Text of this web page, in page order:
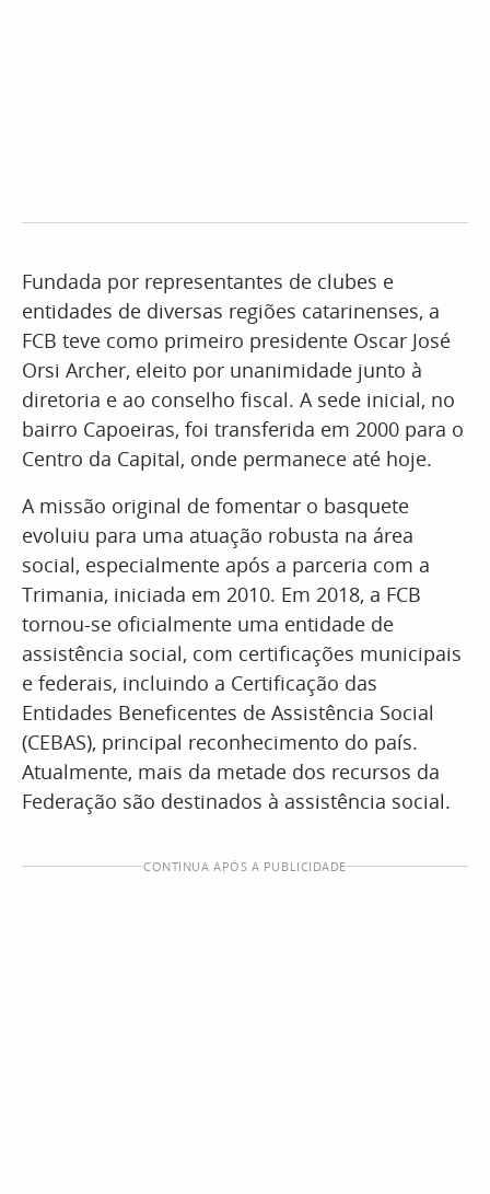
Fundada por representantes de clubes e
entidades de diversas regiões catarinenses, a
FCB teve como primeiro presidente Oscar José
Orsi Archer, eleito por unanimidade junto à
diretoria e ao conselho fiscal. A sede inicial, no
bairro Capoeiras, foi transferida em 2000 para o
Centro da Capital, onde permanece até hoje.
A missão original de fomentar o basquete
evoluiu para uma atuação robusta na área
social, especialmente após a parceria com a
Trimania, iniciada em 2010. Em 2018, a FCB
tornou-se oficialmente uma entidade de
assistência social, com certificações municipais
e federais, incluindo a Certificação das
Entidades Beneficentes de Assistência Social
(CEBAS), principal reconhecimento do país.
Atualmente, mais da metade dos recursos da
Federação são destinados à assistência social.
CONTINUA APÓS A PUBLICIDADE